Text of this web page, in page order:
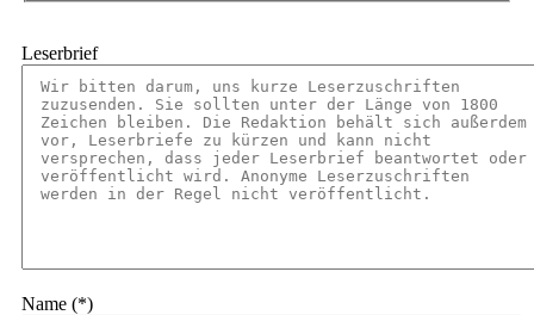
Leserbrief
Name (*)